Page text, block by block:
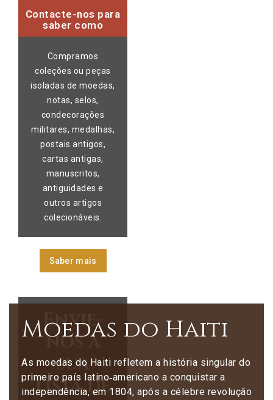
Contacte-nos para
saber como
Compramos
coleções ou peças
isoladas de moedas,
notas, selos,
condecorações
militares, medalhas,
postais antigos,
cartas antigas,
manuscritos,
antiguidades e
outros artigos
colecionáveis.
Saber mais
Envie-
nos a
sua
lista de
Moedas do Haiti
As moedas do Haiti refletem a história singular do
primeiro país latino‑americano a conquistar a
independência, em 1804, após a célebre revolução